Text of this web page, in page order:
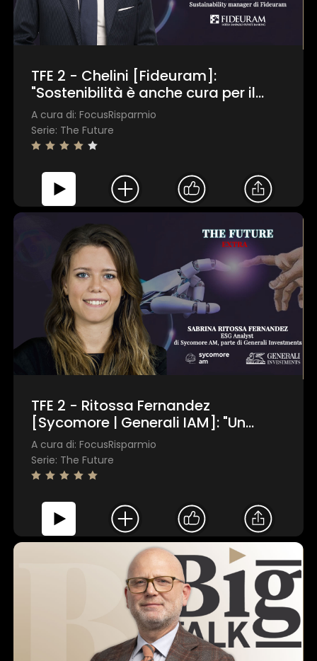
TFE 2 - Chelini [Fideuram]:
"Sostenibilità è anche cura per il
capitale umano"
A cura di: FocusRisparmio
Serie: The Future
TFE 2 - Ritossa Fernandez
[Sycomore | Generali IAM]: "Un
personale motivato aiuta l'azienda
a raggiungere risultati migliori"
A cura di: FocusRisparmio
Serie: The Future